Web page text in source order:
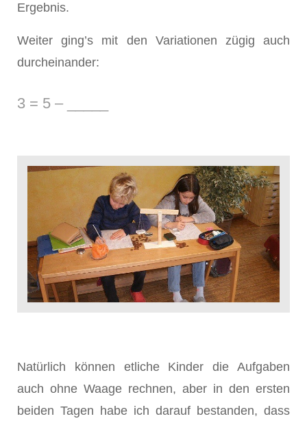
Ergebnis.
Weiter ging’s mit den Variationen zügig auch
durcheinander:
3 = 5 – _____
Natürlich können etliche Kinder die Aufgaben
auch ohne Waage rechnen, aber in den ersten
beiden Tagen habe ich darauf bestanden, dass